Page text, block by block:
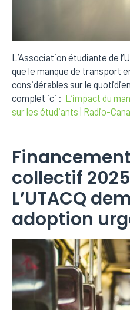
L’Association étudiante de
que le manque de transport
considérables sur le
complet ici : L’impact du
sur les étudiants | Radio-
collectif
L’UTACQ
adoption